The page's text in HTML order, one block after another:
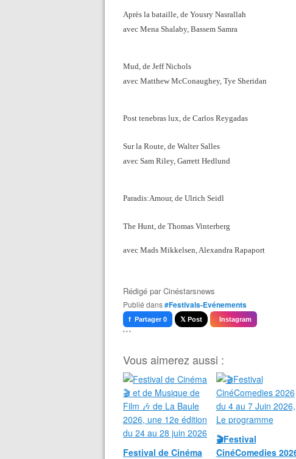
Après la bataille, de Yousry Nasrallah
avec Mena Shalaby, Bassem Samra
Mud, de Jeff Nichols
avec Matthew McConaughey, Tye Sheridan
Post tenebras lux, de Carlos Reygadas
Sur la Route, de Walter Salles
avec Sam Riley, Garrett Hedlund
Paradis:Amour, de Ulrich Seidl
The Hunt, de Thomas Vinterberg
avec Mads Mikkelsen, Alexandra Rapaport
Rédigé parCinéstarsnews
Publié dans#Festivals-Evénements
f Partager 0 𝕏 Post Instagram
```
Vous aimerez aussi :
Festival de Cinéma
🎬Festival
CinéComedies